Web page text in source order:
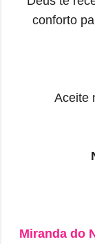
conforto
Aceite
Miranda do